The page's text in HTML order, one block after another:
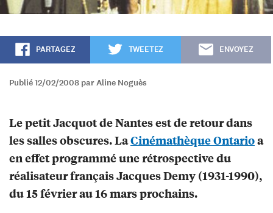
PARTAGEZ TWEETEZ ENVOYEZ
Publié 12/02/2008 par Aline Noguès
Le petit Jacquot de Nantes est de retour dans
les salles obscures. LaCinémathèque Ontarioa
en effet programmé une rétrospective du
réalisateur français Jacques Demy (1931-1990),
du 15 février au 16 mars prochains.